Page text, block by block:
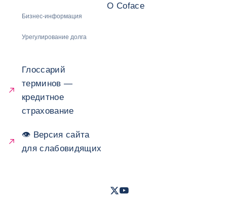
Бизнес-информация
Урегулирование долга
О Coface
Глоссарий
терминов —
кредитное
страхование
👁 Версия сайта
для слабовидящих
TwitterYoutube